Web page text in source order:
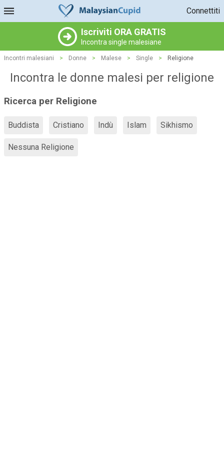
Connettiti
Iscriviti ORA GRATIS
Incontra single malesiane
Incontri malesiani > Donne > Malese > Single > Religione
Incontra le donne malesi per religione
Ricerca per Religione
Buddista Cristiano Indù Islam Sikhismo
Nessuna Religione